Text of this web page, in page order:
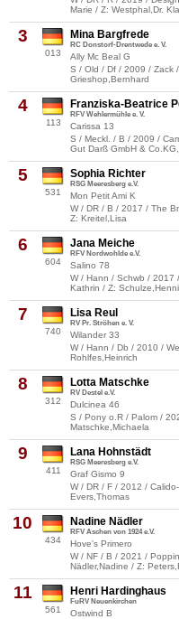
Marie / Z: Westphal,Dr.
3
013
Mina Bargfrede
RC Donstorf-Drentwede e. V.
Ally Mc Beal G
S / Old / Df / 2009 / Zack
Grieshop,Bernhard
4
113
Franziska-Beatrice
RFV Wehlermühle e. V.
Carissa 13
S / Meckl. / B / 2009 /
Gut Darß GmbH & Co.KG,
5
531
Sophia Richter
RSG Meeresberg e.V.
Mon Petit Ami K
W / DR / B / 2017 / The
Z: Kreitel,Lisa
6
604
Jana Meiche
RFV Nordwohlde e.V.
Salino 78
W / Hann / Schwb / 2017
Kathrin / Z:
7
740
Lisa Reul
RV Pr. Ströhen e. V.
Wilander 33
W / Hann / Db / 2010 /
Rohlfes,Heinrich
8
312
Lotta Matschke
RV Destel e.V.
Dulcinea 46
S / Pony o.R / Palom /
Matschke,Michaela
9
411
Lana Hohnstädt
RSG Meeresberg e.V.
Graf Gismo 9
W / DR / F / 2012 /
Evers,Thomas
10
434
Nadine Nädler
RFV Aschen von 1924 e.V.
Hove's Primero
W / NF / B / 2021 /
Nädler,Nadine / Z:
11
561
Henri Hardinghaus
FuRV Neuenkirchen
Ostwind B